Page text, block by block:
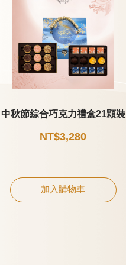
中秋節綜合巧克力禮盒21顆裝
NT$3,280
加入購物車